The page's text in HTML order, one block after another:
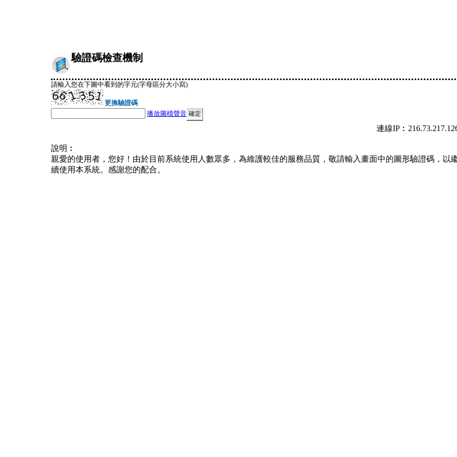
驗證碼檢查機制
請輸入您在下圖中看到的字元(字母區分大小寫)
更換驗證碼
播放圖檔聲音
連線
說明︰
親愛的使用者，您好！由於目前系統使用人數眾多，為維護較佳的服務品質，敬請輸入畫面中的圖形驗證碼，以
續使用本系統。感謝您的配合。